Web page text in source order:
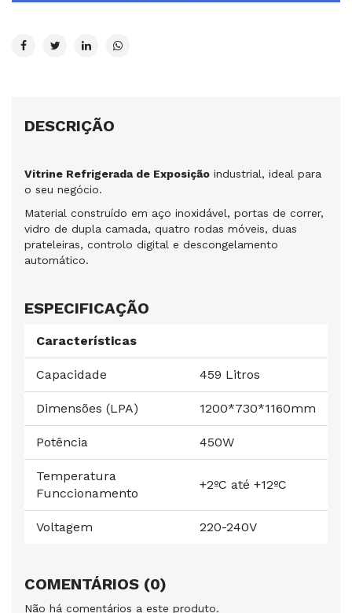
DESCRIÇÃO
Vitrine Refrigerada de Exposição industrial, ideal para
o seu negócio.
Material construído em aço inoxidável, portas de correr,
vidro de dupla camada, quatro rodas móveis, duas
prateleiras, controlo digital e descongelamento
automático.
ESPECIFICAÇÃO
Características
Capacidade 459 Litros
Dimensões (LPA) 1200*730*1160mm
Potência 450W
Temperatura
Funccionamento
+2ºC até +12ºC
Voltagem 220-240V
COMENTÁRIOS (0)
Não há comentários a este produto.